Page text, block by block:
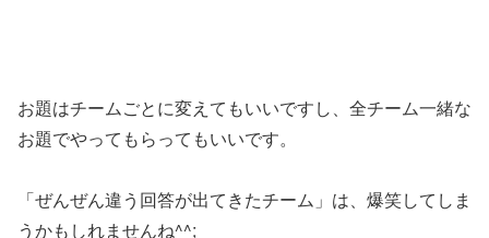
お題はチームごとに変えてもいいですし、全チーム一緒な
お題でやってもらってもいいです。
「ぜんぜん違う回答が出てきたチーム」は、爆笑してしま
うかもしれませんね^^;